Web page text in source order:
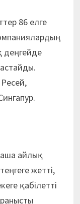
86 елге
деңгейде
айлық
жетті,
қабілетті